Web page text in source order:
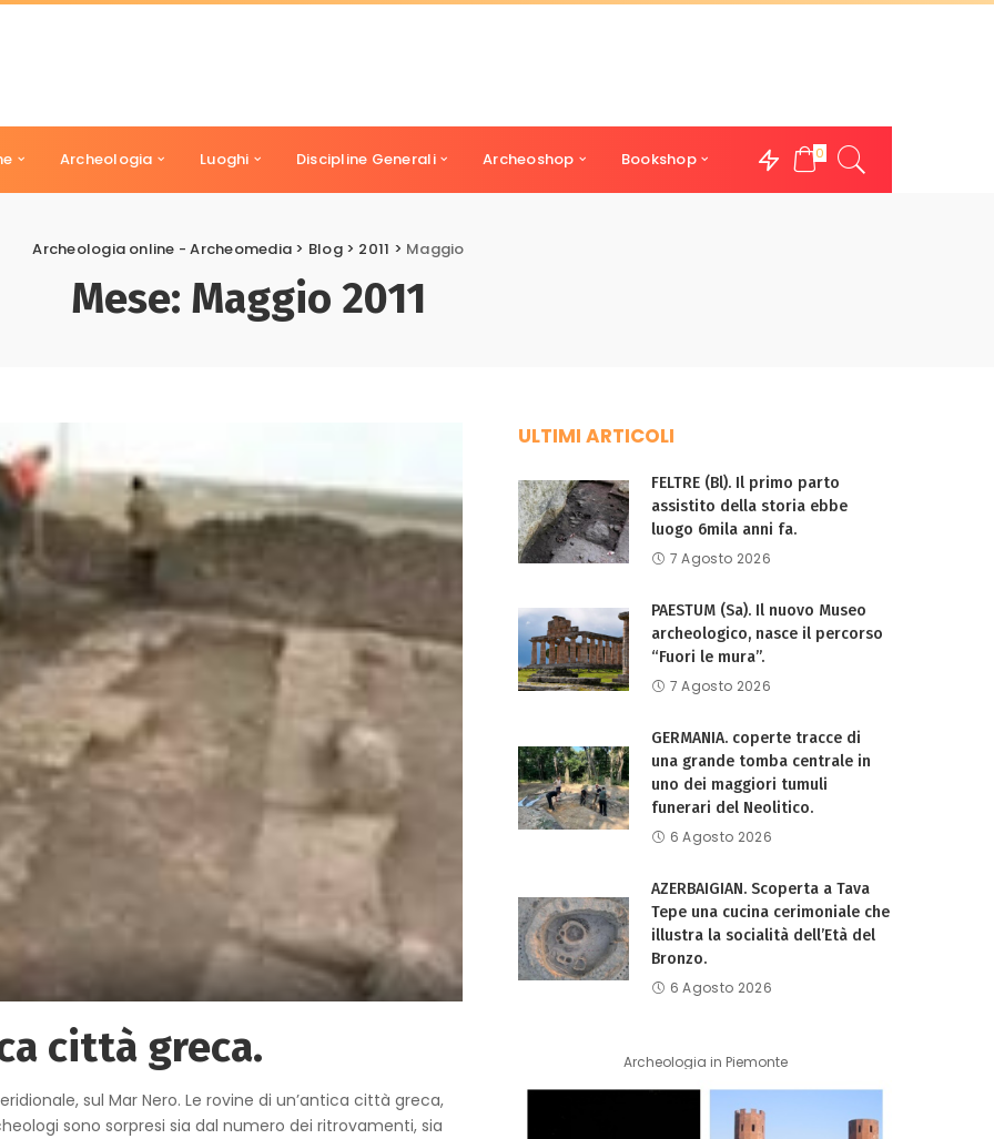
Archeologia Luoghi Discipline Generali Archeoshop Bookshop 0
Archeologia online - Archeomedia > Blog> 2011 > Maggio
Mese: Maggio 2011
città greca.
sul Mar Nero. Le rovine di un’antica città greca,
sono sorpresi sia dal numero dei ritrovamenti, sia
ULTIMI ARTICOLI
FELTRE (Bl). Il primo parto
assistito della storia ebbe
luogo 6mila anni fa.
7 Agosto 2026
PAESTUM (Sa). Il nuovo Museo
archeologico, nasce il percorso
“Fuori le mura”.
7 Agosto 2026
GERMANIA. coperte tracce di
una grande tomba centrale in
uno dei maggiori tumuli
funerari del Neolitico.
6 Agosto 2026
AZERBAIGIAN. Scoperta a Tava
Tepe una cucina cerimoniale che
illustra la socialità dell’Età del
Bronzo.
6 Agosto 2026
Archeologia in Piemonte